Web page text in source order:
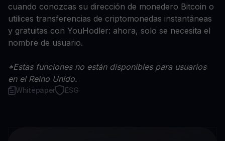
cuando conozcas su dirección de monedero Bitcoin o
utilices transferencias de criptomonedas instantáneas
y gratuitas con YouHodler: ahora, solo se necesita el
nombre de usuario.
*Estas funciones no están disponibles para usuarios
en el Reino Unido.
Whitepaper ESG